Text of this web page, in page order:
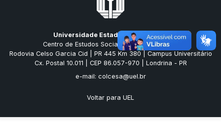
Universidade Estadual de Londrina
Centro de Estudos Sociais Aplicados (CESA)
Rodovia Celso Garcia Cid | PR 445 Km 380 | Campus Universitário
Cx. Postal 10.011 | CEP 86.057-970 | Londrina - PR
e-mail: colcesa@uel.br
Voltar para UEL